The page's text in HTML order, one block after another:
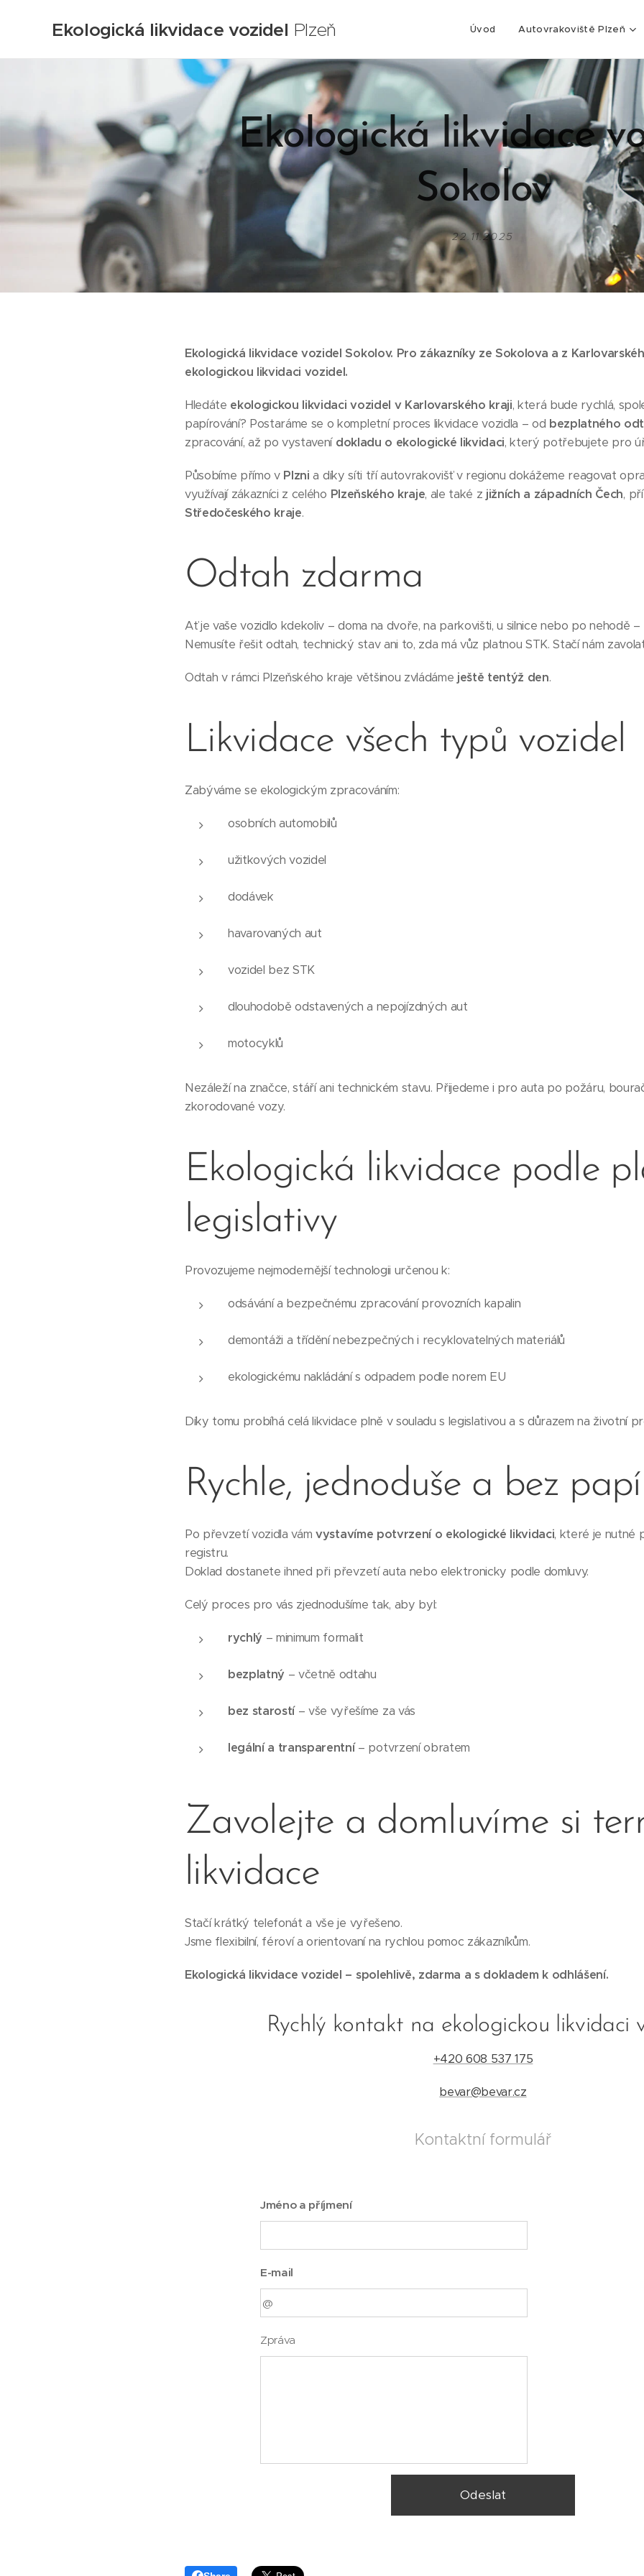
Ekologická likvidace vozidel Plzeň Úvod Autovrakoviště Plzeň
Ekologická likvidace
Sokolov
22.11.2025
Ekologická likvidace vozidel Sokolov. Pro zákazníky ze Sokolova a z
ekologickou likvidaci vozidel.
Hledáte ekologickou likvidaci vozidel v Karlovarského kraji, která bude rychlá,
papírování? Postaráme se o kompletní proces likvidace vozidla – od bezplatného
zpracování, až po vystavení dokladu o ekologické likvidaci, který potřebujete pro
Působíme přímo v Plzni a díky síti tří autovrakovišť v regionu dokážeme reagovat
využívají zákazníci z celého Plzeňského kraje, ale také z jižních a západních Čech,
Středočeského kraje.
Odtah zdarma
Ať je vaše vozidlo kdekoliv – doma na dvoře, na parkovišti, u silnice nebo po nehodě –
Nemusíte řešit odtah, technický stav ani to, zda má vůz platnou STK. Stačí nám
Odtah v rámci Plzeňského kraje většinou zvládáme ještě tentýž den.
Likvidace všech typů vozidel
Zabýváme se ekologickým zpracováním:
osobních automobilů
užitkových vozidel
dodávek
havarovaných aut
vozidel bez STK
dlouhodobě odstavených a nepojízdných aut
motocyklů
Nezáleží na značce, stáří ani technickém stavu. Přijedeme i pro auta po požáru,
zkorodované vozy.
Ekologická likvidace podle
legislativy
Provozujeme nejmodernější technologii určenou k:
odsávání a bezpečnému zpracování provozních kapalin
demontáži a třídění nebezpečných i recyklovatelných materiálů
ekologickému nakládání s odpadem podle norem EU
Díky tomu probíhá celá likvidace plně v souladu s legislativou a s důrazem na životní
Rychle, jednoduše a bez
Po převzetí vozidla vámvystavíme potvrzení o ekologické likvidaci, které je nutné
registru.
Doklad dostanete ihned při převzetí auta nebo elektronicky podle domluvy.
Celý proces pro vás zjednodušíme tak, aby byl:
rychlý – minimum formalit
bezplatný – včetně odtahu
bez starostí– vše vyřešíme za vás
legální a transparentní– potvrzení obratem
Zavolejte a domluvíme si
likvidace
Stačí krátký telefonát a vše je vyřešeno.
Jsme flexibilní, féroví a orientovaní na rychlou pomoc zákazníkům.
Ekologická likvidace vozidel – spolehlivě, zdarma a s dokladem k odhlášení.
Rychlý kontakt na ekologickou likvidaci
+420 608 537 175
bevar@bevar.cz
Kontaktní formulář
Jméno a příjmení
E-mail
Zpráva
Odeslat